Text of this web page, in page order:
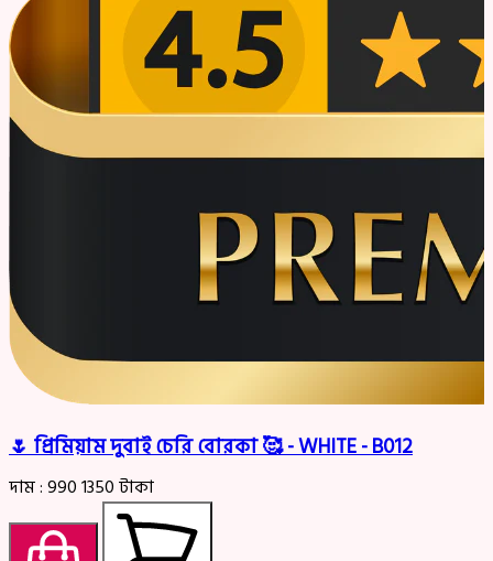
🌷 প্রিমিয়াম দুবাই চেরি বোরকা 🥰 - WHITE - B012
দাম :9901350টাকা